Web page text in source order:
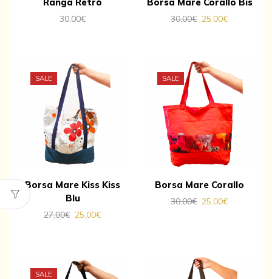
30,00€ 30,00€ 25,00€
SALE
Borsa Mare Kiss Kiss
Blu
27,00€ 25,00€
SALE
Borsa Mare Corallo
30,00€ 25,00€
SALE